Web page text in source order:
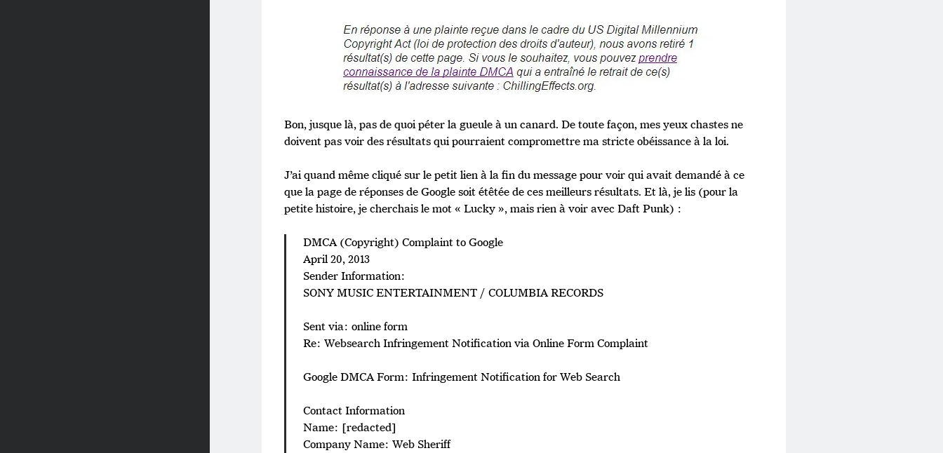
Bon, jusque là, pas de quoi péter la gueule à un canard. De toute façon, mes yeux chastes ne
doivent pas voir des résultats qui pourraient compromettre ma stricte obéissance à la loi.
J’ai quand même cliqué sur le petit lien à la fin du message pour voir qui avait demandé à ce
que la page de réponses de Google soit étêtée de ces meilleurs résultats. Et là, je lis (pour la
petite histoire, je cherchais le mot « Lucky », mais rien à voir avec Daft Punk) :
DMCA (Copyright) Complaint to Google
April 20, 2013
Sender Information:
SONY MUSIC ENTERTAINMENT / COLUMBIA RECORDS
Sent via: online form
Re: Websearch Infringement Notification via Online Form Complaint
Google DMCA Form: Infringement Notification for Web Search
Contact Information
Name: [redacted]
Company Name: Web Sheriff